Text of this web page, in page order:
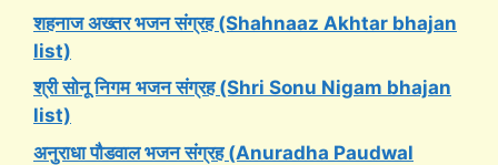
शहनाज अख्तर भजन संग्रह (Shahnaaz Akhtar bhajan
list)
श्री सोनू निगम भजन संग्रह (Shri Sonu Nigam bhajan
list)
अनुराधा पौडवाल भजन संग्रह (Anuradha Paudwal